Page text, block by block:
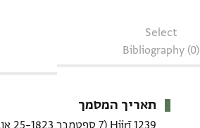
Select
Bibliography (0)
תאריך המסמך